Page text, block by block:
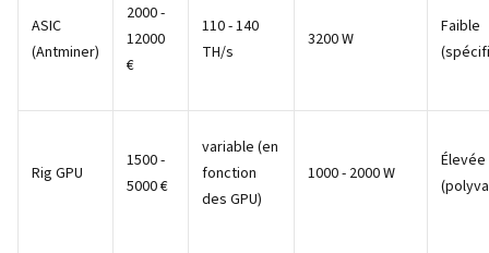
ASIC
(Antminer)
2000 -
12000
€
110 - 140
TH/s
3200 W
Faible
Rig GPU
1500 -
5000 €
variable (en
fonction
des GPU)
1000 - 2000 W
Élevée